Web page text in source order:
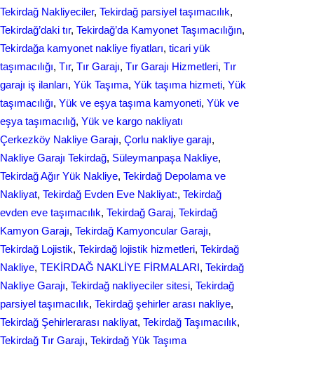
Tekirdağ Nakliyeciler, Tekirdağ parsiyel taşımacılık
Tekirdağ’daki tır, Tekirdağ’da Kamyonet Taşımacılığın
Tekirdağa kamyonet nakliye fiyatları, ticari yük
taşımacılığı, Tır, Tır Garajı, Tır Garajı Hizmetleri, Tır
garajı iş ilanları, Yük Taşıma, Yük taşıma hizmeti, Yük
taşımacılığı, Yük ve eşya taşıma kamyoneti, Yük ve
eşya taşımacılığ, Yük ve kargo nakliyatı
Çerkezköy Nakliye Garajı, Çorlu nakliye garajı
Nakliye Garajı Tekirdağ, Süleymanpaşa Nakliye
Tekirdağ Ağır Yük Nakliye, Tekirdağ Depolama ve
Nakliyat, Tekirdağ Evden Eve Nakliyat:, Tekirdağ
evden eve taşımacılık, Tekirdağ Garaj, Tekirdağ
Kamyon Garajı, Tekirdağ Kamyoncular Garajı
Tekirdağ Lojistik, Tekirdağ lojistik hizmetleri, Tekirdağ
Nakliye, TEKİRDAĞ NAKLİYE FİRMALARI, Tekirdağ
Nakliye Garajı, Tekirdağ nakliyeciler sitesi, Tekirdağ
parsiyel taşımacılık, Tekirdağ şehirler arası nakliye
Tekirdağ Şehirlerarası nakliyat, Tekirdağ Taşımacılık
Tekirdağ Tır Garajı, Tekirdağ Yük Taşıma